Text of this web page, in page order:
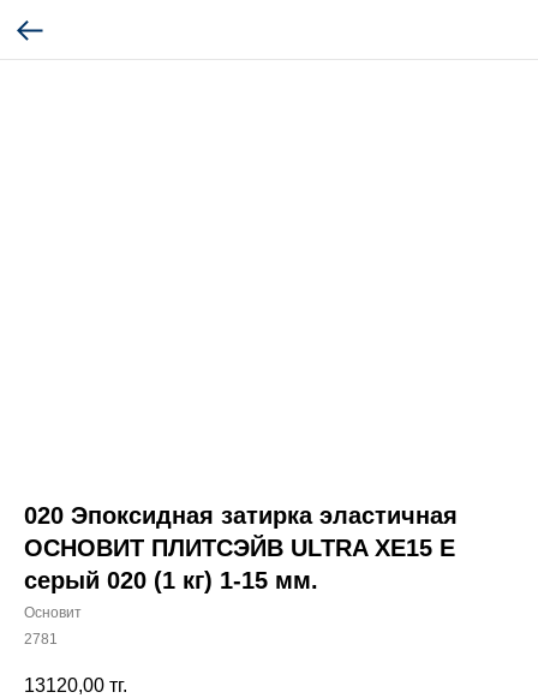
020 Эпоксидная затирка эластичная
ОСНОВИТ ПЛИТСЭЙВ ULTRA XE15 Е
серый 020 (1 кг) 1-15 мм.
Основит
2781
13120,00 тг.